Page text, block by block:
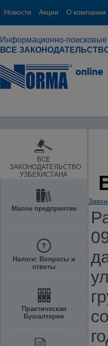
Новости Акции О компании
Информационно-поисковые
ВСЕ
ВСЕ
ЗАКОНОДАТЕЛЬСТВО
УЗБЕКИСТАНА
Малое предприятие
Налоги: Вопросы и
ответы
Практическая
Бухгалтерия